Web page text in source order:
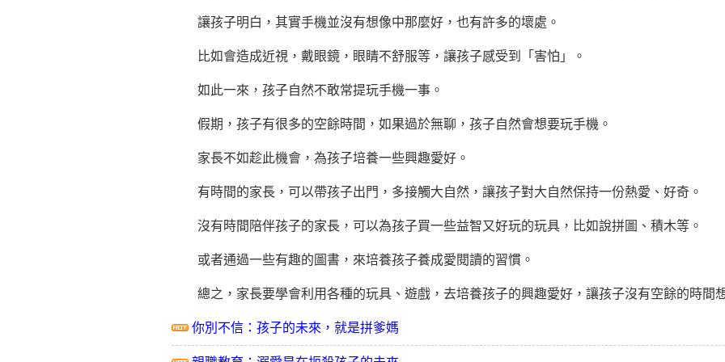
讓孩子明白，其實手機並沒有想像中那麼好，也有許多的壞處。
比如會造成近視，戴眼鏡，眼睛不舒服等，讓孩子感受到「害怕」。
如此一來，孩子自然不敢常提玩手機一事。
假期，孩子有很多的空餘時間，如果過於無聊，孩子自然會想要玩手機。
家長不如趁此機會，為孩子培養一些興趣愛好。
有時間的家長，可以帶孩子出門，多接觸大自然，讓孩子對大自然保持一份熱愛、好奇。
沒有時間陪伴孩子的家長，可以為孩子買一些益智又好玩的玩具，比如說拼圖、積木等。
或者通過一些有趣的圖書，來培養孩子養成愛閱讀的習慣。
總之，家長要學會利用各種的玩具、遊戲，去培養孩子的興趣愛好，讓孩子沒有空餘的時間
你別不信：孩子的未來，就是拼爹媽